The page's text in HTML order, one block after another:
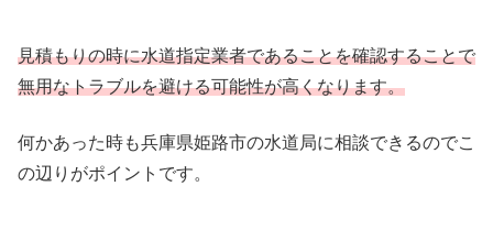
見積もりの時に水道指定業者であることを確認することで
無用なトラブルを避ける可能性が高くなります。
何かあった時も兵庫県姫路市の水道局に相談できるのでこ
の辺りがポイントです。